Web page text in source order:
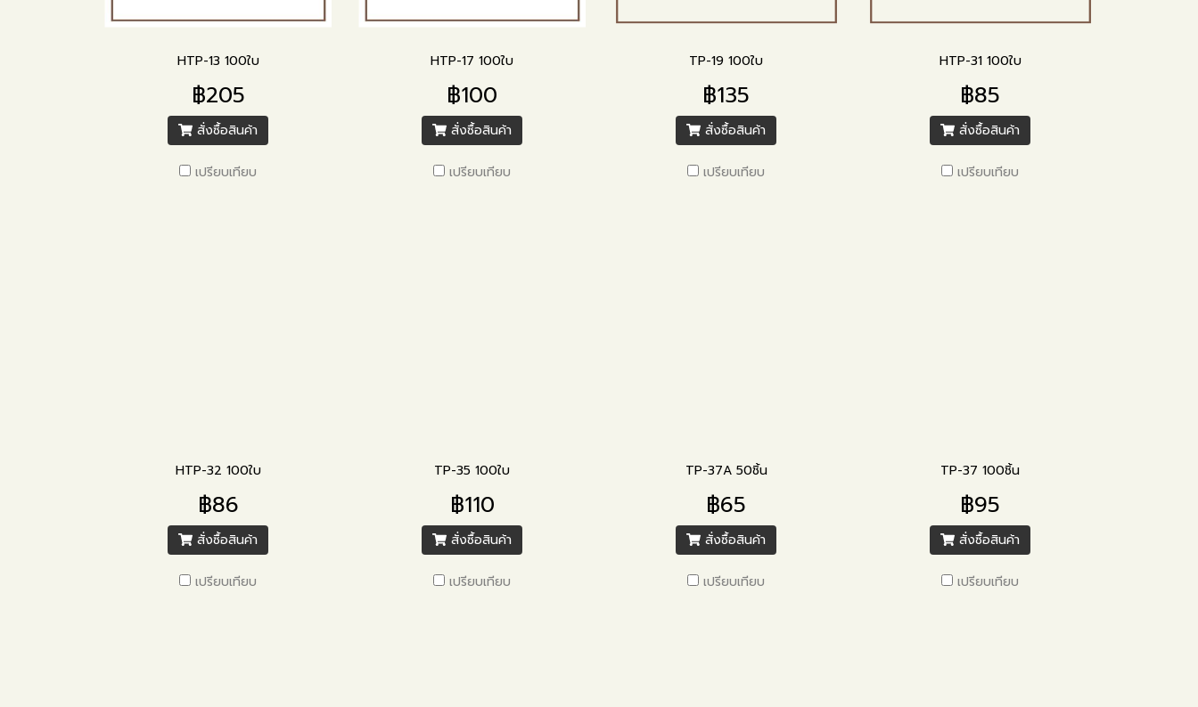
HTP-13 100ใบ
฿205
สั่งซื้อสินค้า
เปรียบเทียบ
HTP-17 100ใบ
฿100
สั่งซื้อสินค้า
เปรียบเทียบ
TP-19 100ใบ
฿135
สั่งซื้อสินค้า
เปรียบเทียบ
HTP-31 100ใบ
฿85
สั่งซื้อสินค้า
เปรียบเทียบ
HTP-32 100ใบ
฿86
สั่งซื้อสินค้า
เปรียบเทียบ
TP-35 100ใบ
฿110
สั่งซื้อสินค้า
เปรียบเทียบ
TP-37A 50ชิ้น
฿65
สั่งซื้อสินค้า
เปรียบเทียบ
TP-37 100ชิ้น
฿95
สั่งซื้อสินค้า
เปรียบเทียบ